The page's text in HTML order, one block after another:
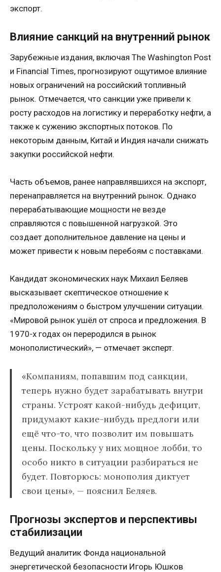
экспорт.
Влияние санкций на внутренний рынок
Зарубежные издания, включая The Washington Post
и Financial Times, прогнозируют ощутимое влияние
новых ограничений на российский топливный
рынок. Отмечается, что санкции уже привели к
росту расходов на логистику и переработку нефти, а
также к сужению экспортных потоков. По
некоторым данным, Китай и Индия начали снижать
закупки российской нефти.
Часть объемов, ранее направлявшихся на экспорт,
перенаправляется на внутренний рынок. Однако
перерабатывающие мощности не везде
справляются с повышенной нагрузкой. Это
создает дополнительное давление на цены и
может привести к новым перебоям с поставками.
Кандидат экономических наук Михаил Беляев
высказывает скептическое отношение к
предположениям о быстром улучшении ситуации.
«Мировой рынок ушёл от спроса и предложения. В
1970-х годах он переродился в рынок
монополистический», — отмечает эксперт.
«Компаниям, попавшим под санкции,
теперь нужно будет зарабатывать внутри
страны. Устроят какой-нибудь дефицит,
придумают какие-нибудь предлоги или
ещё что-то, что позволит им повышать
цены. Поскольку у них мощное лобби, то
особо никто в ситуации разбираться не
будет. Повторюсь: монополия диктует
свои цены», — пояснил Беляев.
Прогнозы экспертов и перспективы
стабилизации
Ведущий аналитик Фонда национальной
энергетической безопасности Игорь Юшков